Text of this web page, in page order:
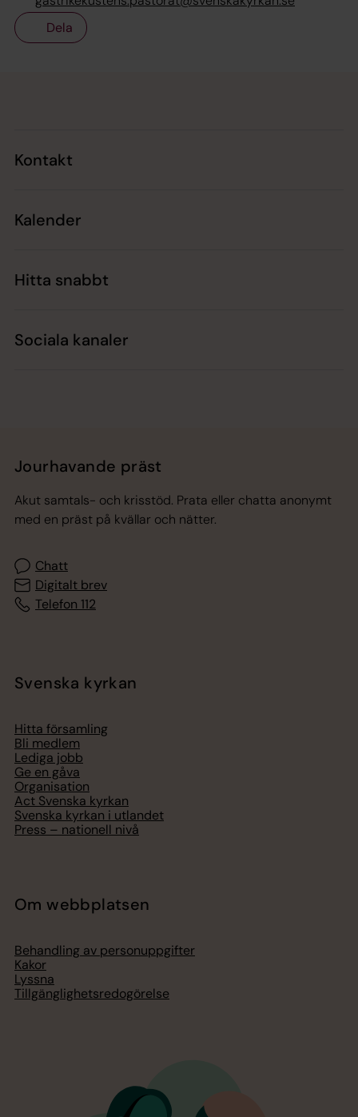
Dela
Kontakt
Kalender
Hitta snabbt
Sociala kanaler
Jourhavande präst
Akut samtals- och krisstöd. Prata eller chatta anonymt
med en präst på kvällar och nätter.
Chatt
Digitalt brev
Telefon 112
Svenska kyrkan
Hitta församling
Bli medlem
Lediga jobb
Ge en gåva
Organisation
Act Svenska kyrkan
Svenska kyrkan i utlandet
Press – nationell nivå
Om webbplatsen
Behandling av personuppgifter
Kakor
Lyssna
Tillgänglighetsredogörelse